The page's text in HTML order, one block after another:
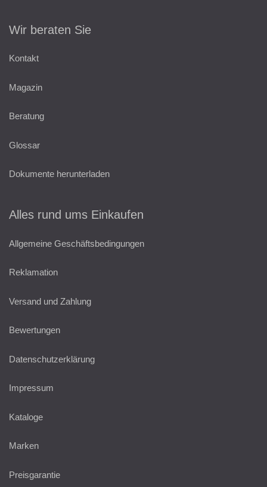
Wir beraten Sie
Kontakt
Magazin
Beratung
Glossar
Dokumente herunterladen
Alles rund ums Einkaufen
Allgemeine Geschäftsbedingungen
Reklamation
Versand und Zahlung
Bewertungen
Datenschutzerklärung
Impressum
Kataloge
Marken
Preisgarantie